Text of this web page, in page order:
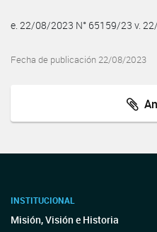
e. 22/08/2023 N° 65159/23 v.
Fecha de publicación 22/08/2023
INSTITUCIONAL
Misión, Visión e Historia